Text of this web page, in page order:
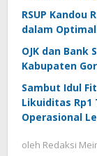
RSUP
dalam
OJK dan Bank
Kabupaten
Sambut Idul
Likuiditas Rp1
Operasional
oleh Redaksi